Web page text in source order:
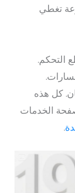
تغطي
التحكم.
كل هذه
الخدمات
.